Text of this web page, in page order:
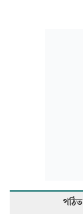
পঠিত